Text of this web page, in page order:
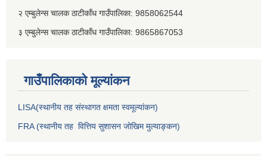
२ एम्बुलेन्स चालक ठाटीकाँध गाउँपालिका: 9858062544
३ एम्बुलेन्स चालक ठाटीकाँध गाउँपालिका: 9865867053
गाउँपालिकाकाे मूल्यांकन
LISA(स्थानीय तह संस्थागत क्षमता स्वमूल्यांकन)
FRA (स्थानीय तह वित्तिय सुशासन जोखिम मुल्याङ्कन)